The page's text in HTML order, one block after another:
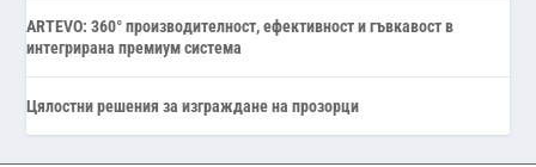
ARTEVO: 360° производителност, ефективност и гъвкавост в
интегрирана премиум система
Цялостни решения за изграждане на прозорци